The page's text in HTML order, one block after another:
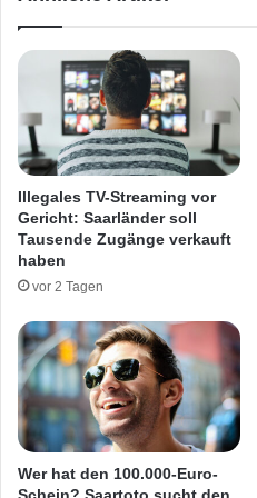
i
g
s
h
l
a
g
n
F
W
r
k
S
a
r
l
o
u
i
s
t
Illegales TV-Streaming vor
Gericht: Saarländer soll
Tausende Zugänge verkauft
haben
vor 2 Tagen
Wer hat den 100.000-Euro-